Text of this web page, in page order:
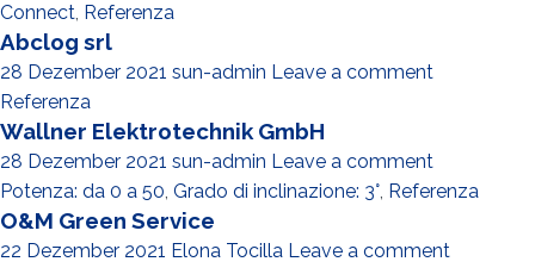
Connect, Referenza
Abclog srl
28 Dezember 2021 sun-admin Leave a comment
Referenza
Wallner Elektrotechnik GmbH
28 Dezember 2021 sun-admin Leave a comment
Potenza: da 0 a 50, Grado di inclinazione: 3°, Referenza
O&M Green Service
22 Dezember 2021 Elona Tocilla Leave a comment